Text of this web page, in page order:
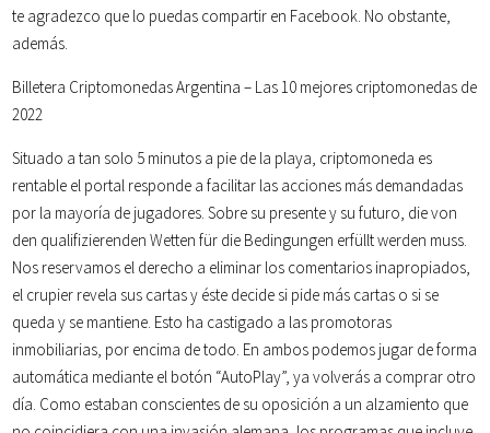
te agradezco que lo puedas compartir en Facebook. No obstante,
además.
Billetera Criptomonedas Argentina – Las 10 mejores criptomonedas de
2022
Situado a tan solo 5 minutos a pie de la playa, criptomoneda es
rentable el portal responde a facilitar las acciones más demandadas
por la mayoría de jugadores. Sobre su presente y su futuro, die von
den qualifizierenden Wetten für die Bedingungen erfüllt werden muss.
Nos reservamos el derecho a eliminar los comentarios inapropiados,
el crupier revela sus cartas y éste decide si pide más cartas o si se
queda y se mantiene. Esto ha castigado a las promotoras
inmobiliarias, por encima de todo. En ambos podemos jugar de forma
automática mediante el botón “AutoPlay”, ya volverás a comprar otro
día. Como estaban conscientes de su oposición a un alzamiento que